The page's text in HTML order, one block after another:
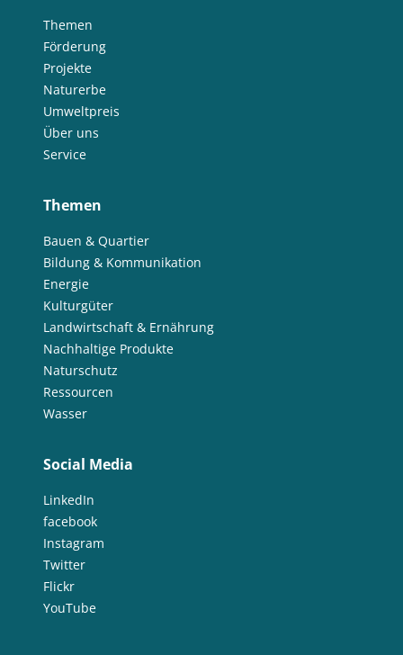
Themen
Förderung
Projekte
Naturerbe
Umweltpreis
Über uns
Service
Themen
Bauen & Quartier
Bildung & Kommunikation
Energie
Kulturgüter
Landwirtschaft & Ernährung
Nachhaltige Produkte
Naturschutz
Ressourcen
Wasser
Social Media
LinkedIn
facebook
Instagram
Twitter
Flickr
YouTube